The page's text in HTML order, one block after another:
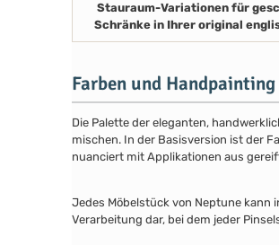
Stauraum-Variationen für
Schränke in Ihrer original
Farben und
Die Palette der eleganten,
mischen. In der Basisversion ist der
nuanciert mit Applikationen aus
Jedes Möbelstück von Neptune kann
Verarbeitung dar, bei dem jeder